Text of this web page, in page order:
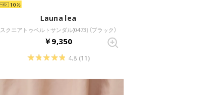
10
Launa lea
スクエアトゥベルトサンダル(0473) （ブラック）
￥9,350
4.8 (11)